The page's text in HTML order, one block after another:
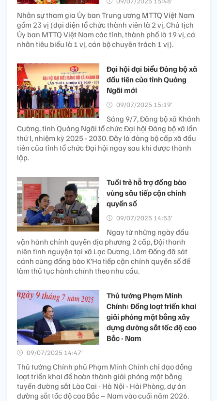
Nhân sự tham gia Ủy ban Trung ương MTTQ Việt Nam
gồm 23 vị (đại diện tổ chức thành viên là 2 vị, Chủ tịch
Ủy ban MTTQ Việt Nam các tỉnh, thành phố là 19 vị, cá
nhân tiêu biểu là 1 vị, cán bộ chuyên trách 1 vị).
Đại hội đại biểu Đảng bộ xã
đầu tiên của tỉnh Quảng
Ngãi mới
09/07/2025 15:19’
Sáng 9/7, Đảng bộ xã Khánh
Cường, tỉnh Quảng Ngãi tổ chức Đại hội Đảng bộ xã lần
thứ I, nhiệm kỳ 2025 - 2030. Đây là đảng bộ cấp xã đầu
tiên của tỉnh tổ chức Đại hội ngay sau khi được thành
lập.
Tuổi trẻ hỗ trợ đồng bào
vùng sâu tiếp cận chính
quyền số
09/07/2025 14:53’
Ngay từ những ngày đầu
vận hành chính quyền địa phương 2 cấp, Đội thanh
niên tình nguyện tại xã Lạc Dương, Lâm Đồng đã sát
cánh cùng đồng bào K’Ho tiếp cận chính quyền số để
làm thủ tục hành chính theo nhu cầu.
Thủ tướng Phạm Minh
Chính: Đồng loạt triển khai
giải phóng mặt bằng xây
dựng đường sắt tốc độ cao
Bắc - Nam
09/07/2025 14:47’
Thủ tướng Chính phủ Phạm Minh Chính chỉ đạo đồng
loạt triển khai để hoàn thành giải phóng mặt bằng
tuyến đường sắt Lào Cai - Hà Nội - Hải Phòng, dự án
đường sắt tốc độ cao Bắc – Nam vào cuối năm 2026.